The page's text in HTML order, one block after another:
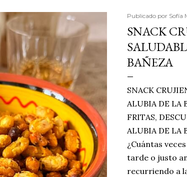
Publicado por Sofía
SNACK
BAÑEZA
SNACK
ALUBIA DE LA
FRITAS,
ALUBIA DE LA
¿Cuántas
tarde o justo
recurriendo a